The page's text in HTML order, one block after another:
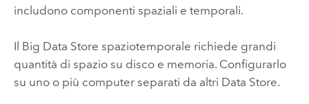
includono componenti spaziali e temporali.
Il Big Data Store spaziotemporale richiede grandi
quantità di spazio su disco e memoria. Configurarlo
su uno o più computer separati da altri Data Store.